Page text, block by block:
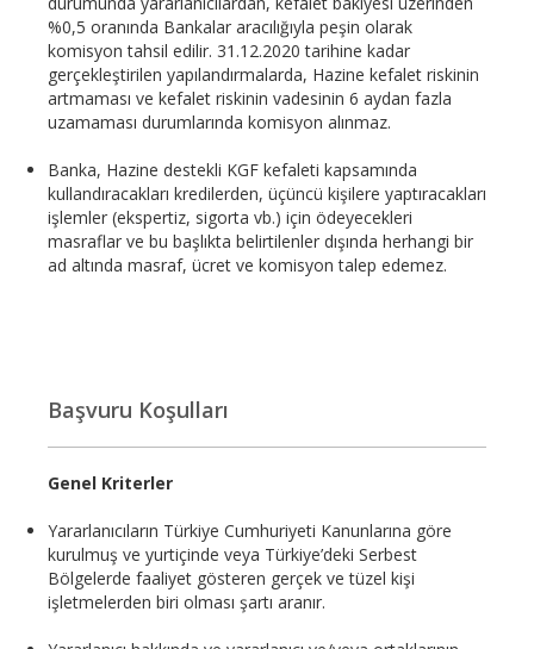
%0,5 oranında Bankalar aracılığıyla peşin olarak
komisyon tahsil edilir. 31.12.2020 tarihine kadar
gerçekleştirilen yapılandırmalarda, Hazine kefalet riskinin
artmaması ve kefalet riskinin vadesinin 6 aydan fazla
uzamaması durumlarında komisyon alınmaz.
Banka, Hazine destekli KGF kefaleti kapsamında
kullandıracakları kredilerden, üçüncü kişilere yaptıracakları
işlemler (ekspertiz, sigorta vb.) için ödeyecekleri
masraflar ve bu başlıkta belirtilenler dışında herhangi bir
ad altında masraf, ücret ve komisyon talep edemez.
Başvuru Koşulları
Genel Kriterler
Yararlanıcıların Türkiye Cumhuriyeti Kanunlarına göre
kurulmuş ve yurtiçinde veya Türkiye’deki Serbest
Bölgelerde faaliyet gösteren gerçek ve tüzel kişi
işletmelerden biri olması şartı aranır.